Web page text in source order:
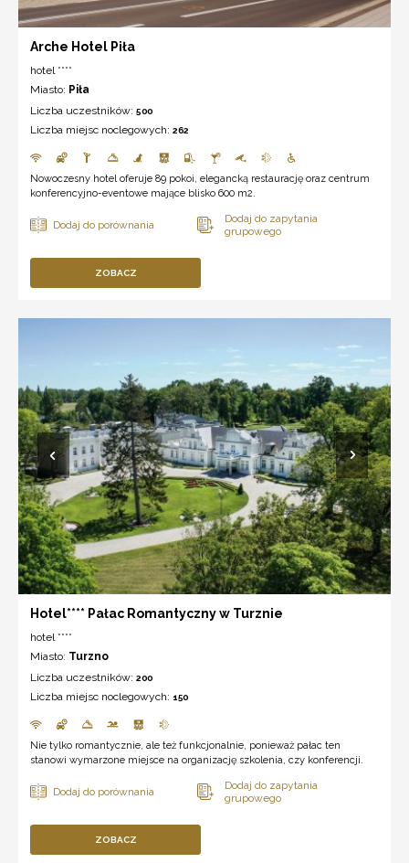
Arche Hotel Piła
hotel ****
Miasto: Piła
Liczba uczestników: 500
Liczba miejsc noclegowych: 262
Nowoczesny hotel oferuje 89 pokoi, elegancką restaurację oraz centrum
konferencyjno-eventowe mające blisko 600 m2.
ZOBACZ
Hotel**** Pałac Romantyczny w Turznie
hotel ****
Miasto: Turzno
Liczba uczestników: 200
Liczba miejsc noclegowych: 150
Nie tylko romantycznie, ale też funkcjonalnie, ponieważ pałac ten
stanowi wymarzone miejsce na organizację szkolenia, czy konferencji.
ZOBACZ